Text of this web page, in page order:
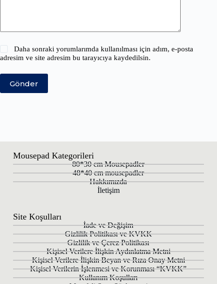
Daha sonraki yorumlarımda kullanılması için adım, e-posta
adresim ve site adresim bu tarayıcıya kaydedilsin.
Gönder
Mousepad Kategorileri
80*30 cm Mousepadler
48*40 cm mousepadler
Hakkımızda
İletişim
Site Koşulları
İade ve Değişim
Gizlilik Politikası ve KVKK
Gizlilik ve Çerez Politikası
Kişisel Verilere İlişkin Aydınlatma Metni
Kişisel Verilere İlişkin Beyan ve Rıza Onay Metni
Kişisel Verilerin İşlenmesi ve Korunması “KVKK”
Kullanım Koşulları